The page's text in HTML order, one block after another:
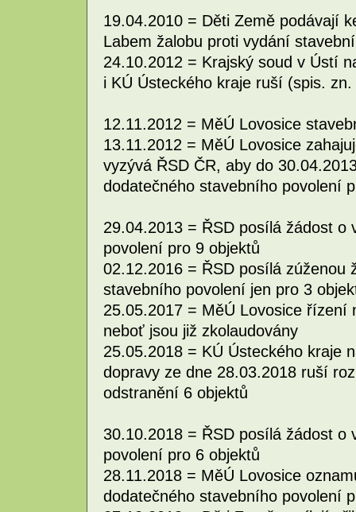
19.04.2010 = Děti Země podávají
Labem žalobu proti vydání
24.10.2012 = Krajský soud v Ústí
i KÚ Ústeckého kraje ruší (spis.
12.11.2012 = MěÚ Lovosice
13.11.2012 = MěÚ Lovosice
vyzývá ŘSD ČR, aby do
dodatečného stavebního povolení
29.04.2013 = ŘSD posílá žádost o
povolení pro 9 objektů
02.12.2016 = ŘSD posílá zúženou
stavebního povolení jen pro 3
25.05.2017 = MěÚ Lovosice řízení
neboť jsou již zkolaudovány
25.05.2018 = KÚ Ústeckého kraje
dopravy ze dne 28.03.2018 ruší
odstranění 6 objektů
30.10.2018 = ŘSD posílá žádost o
povolení pro 6 objektů
28.11.2018 = MěÚ Lovosice
dodatečného stavebního povolení